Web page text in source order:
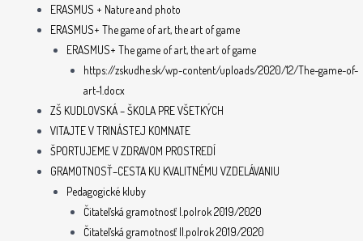
ERASMUS + Nature and photo
ERASMUS+ The game of art, the art of game
ERASMUS+ The game of art, the art of game
https://zskudhe.sk/wp-content/uploads/2020/12/The-game-of-
art-1.docx
ZŠ KUDLOVSKÁ – ŠKOLA PRE VŠETKÝCH
VITAJTE V TRINÁSTEJ KOMNATE
ŠPORTUJEME V ZDRAVOM PROSTREDÍ
GRAMOTNOSŤ–CESTA KU KVALITNÉMU VZDELÁVANIU
Pedagogické kluby
Čitateľská gramotnosť I.polrok 2019/2020
Čitateľská gramotnosť II.polrok 2019/2020